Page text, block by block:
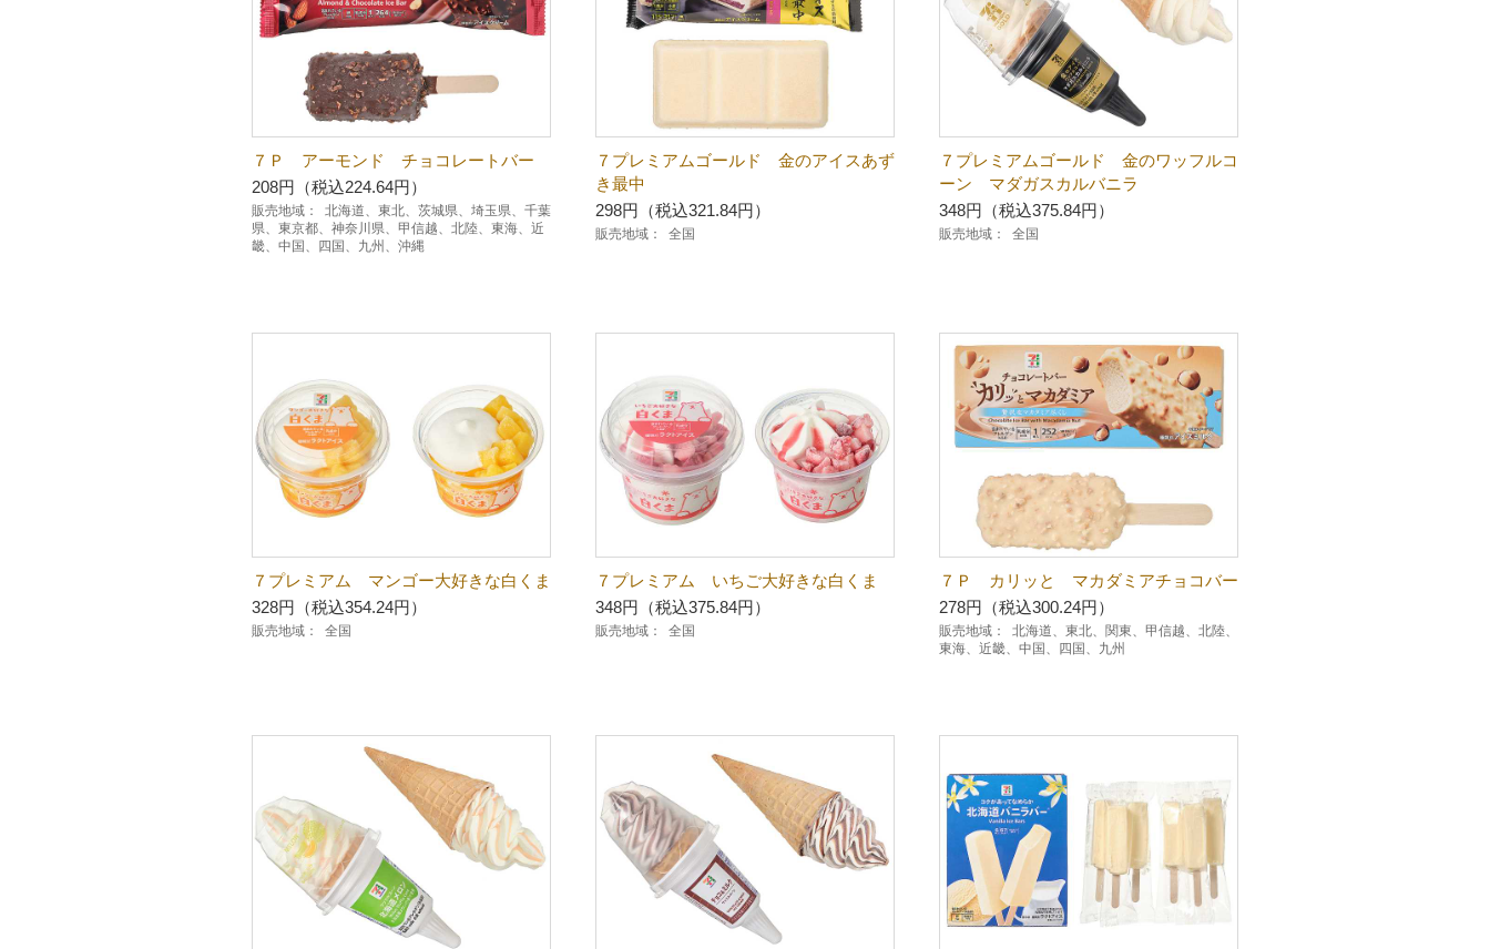
７Ｐ アーモンド チョコレートバー
208円（税込224.64円）
販売地域：
北海道、東北、茨城県、埼玉県、千葉
県、東京都、神奈川県、甲信越、北陸、東海、近
畿、中国、四国、九州、沖縄
７プレミアムゴールド 金のアイスあず
き最中
298円（税込321.84円）
販売地域： 全国
７プレミアムゴールド 金のワッフルコ
ーン マダガスカルバニラ
348円（税込375.84円）
販売地域： 全国
７プレミアム マンゴー大好きな白くま
328円（税込354.24円）
販売地域： 全国
７プレミアム いちご大好きな白くま
348円（税込375.84円）
販売地域： 全国
７Ｐ カリッと マカダミアチョコバー
278円（税込300.24円）
販売地域：
北海道、東北、関東、甲信越、北陸、
東海、近畿、中国、四国、九州